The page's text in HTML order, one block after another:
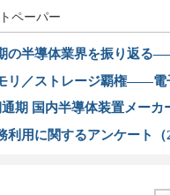
ペーパー
の半導体業界を振り返る
リ／ストレージ覇権――電
期 国内半導体装置メーカ
利用に関するアンケート（